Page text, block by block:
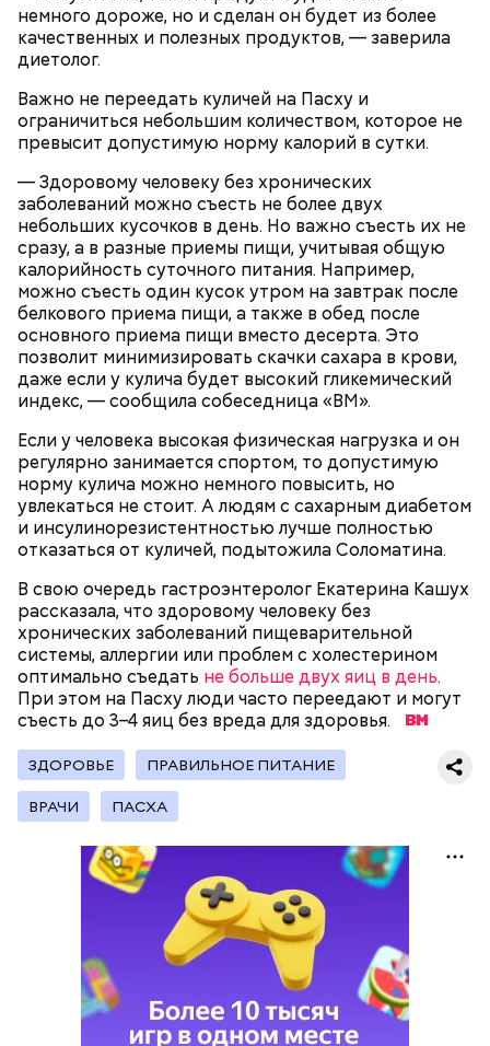
немного дороже, но и сделан он будет из более
качественных и полезных продуктов, — заверила
диетолог.
Важно не переедать куличей на Пасху и
ограничиться небольшим количеством, которое не
превысит допустимую норму калорий в сутки.
— Здоровому человеку без хронических
заболеваний можно съесть не более двух
небольших кусочков в день. Но важно съесть их не
сразу, а в разные приемы пищи, учитывая общую
калорийность суточного питания. Например,
можно съесть один кусок утром на завтрак после
белкового приема пищи, а также в обед после
основного приема пищи вместо десерта. Это
позволит минимизировать скачки сахара в крови,
даже если у кулича будет высокий гликемический
индекс, — сообщила собеседница «ВМ».
Если у человека высокая физическая нагрузка и он
регулярно занимается спортом, то допустимую
норму кулича можно немного повысить, но
увлекаться не стоит. А людям с сахарным диабетом
и инсулинорезистентностью лучше полностью
отказаться от куличей, подытожила Соломатина.
В свою очередь гастроэнтеролог Екатерина Кашух
рассказала, что здоровому человеку без
хронических заболеваний пищеварительной
системы, аллергии или проблем с холестерином
оптимально съедать не больше двух яиц в день.
При этом на Пасху люди часто переедают и могут
съесть до 3–4 яиц без вреда для здоровья.
ЗДОРОВЬЕ ПРАВИЛЬНОЕ ПИТАНИЕ
ВРАЧИ ПАСХА
Кабачок — 1 шт.
Желтый болгарский перец — 1 шт.
Красный болгарский перец — 1 шт.
Для заправки:
Оливковое масло — 50 мл.
Яблочный уксус — 2 ст. ложки.
Тархун — 1 веточка.
Чеснок — 2 зубчика.
Сахар — 1 ст. ложка.
приправить солью и выложить на мангал к перцам.
200 граммов сливочного масла;
1 стакан сахара;
10 граммов ванильного сахара;
1/4 чайной ложки соли;
4 куриных яйца;
100 граммов сока апельсина и столовая ложка
цедры;
350 граммов муки;
150 граммов изюма.
Способ приготовления
добавить ванильный сахар и соль. Все эти
ингредиенты нужно взбивать миксером
примерно три минуты, пока масло не
Далее по одному следует добавлять в готовую
массу яйца, после чего нужно получившееся
тесто вновь взбить.
должен получиться воздушный кремовый
сгусток цвета слоновой кости.
Затем в тесто нужно включить цедру
апельсина и, помешивая массу, вливать в нее
цитрусовый сок.
В отдельной посуде нужно смешать муку с
разрыхлителем, а потом эти компоненты
следует объединить с ранее полученной
масляной основой.
После объединения и тщательного «микса»
этих ингредиентов, необходимо добавлять
изюм, цукаты, которые вы пожелаете, и снова
взбить. Но не миксером, а ложкой или
кухонной лопаткой, чтобы не измельчить
сухофрукты.
Тесто сразу можно выпекать, ему не нужна
расстойка, предупредил шеф-повар: